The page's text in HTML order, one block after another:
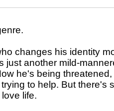
changes his identity
just another mild-
he's being
to help. But there's
life.